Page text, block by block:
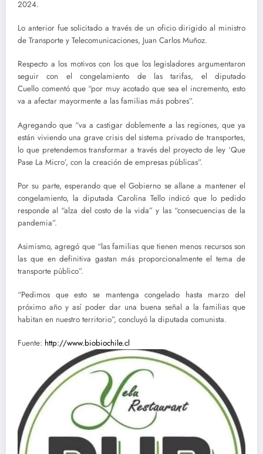
2024.
Lo anterior fue solicitado a través de un oficio dirigido al ministro
de Transporte y Telecomunicaciones, Juan Carlos Muñoz.
Respecto a los motivos con los que los legisladores argumentaron
seguir con el congelamiento de las tarifas, el diputado
Cuello comentó que “por muy acotado que sea el incremento, esto
va a afectar mayormente a las familias más pobres”.
Agregando que “va a castigar doblemente a las regiones, que ya
están viviendo una grave crisis del sistema privado de transportes,
lo que pretendemos transformar a través del proyecto de ley ‘Que
Pase La Micro’, con la creación de empresas públicas”.
Por su parte, esperando que el Gobierno se allane a mantener el
congelamiento, la diputada Carolina Tello indicó que lo pedido
responde al “alza del costo de la vida” y las “consecuencias de la
pandemia”.
Asimismo, agregó que “las familias que tienen menos recursos son
las que en definitiva gastan más proporcionalmente el tema de
transporte público”.
“Pedimos que esto se mantenga congelado hasta marzo del
próximo año y así poder dar una buena señal a la familias que
habitan en nuestro territorio”, concluyó la diputada comunista.
Fuente: http://www.biobiochile.cl